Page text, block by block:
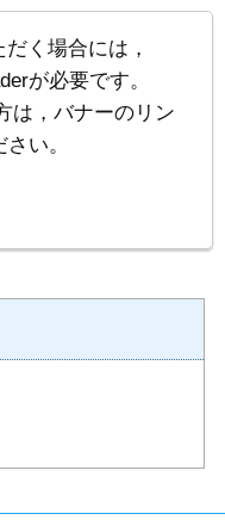
く場合には，
が必要です。
は，バナーのリン
い。